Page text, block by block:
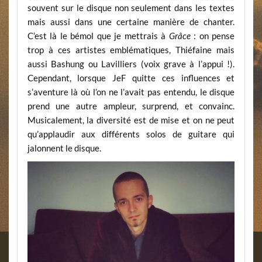
souvent sur le disque non seulement dans les textes
mais aussi dans une certaine manière de chanter.
C’est là le bémol que je mettrais à Grâce: on pense
trop à ces artistes emblématiques, Thiéfaine mais
aussi Bashung ou Lavilliers (voix grave à l’appui !).
Cependant, lorsque JeF quitte ces influences et
s’aventure là où l’on ne l’avait pas entendu, le disque
prend une autre ampleur, surprend, et convainc.
Musicalement, la diversité est de mise et on ne peut
qu’applaudir aux différents solos de guitare qui
jalonnent le disque.